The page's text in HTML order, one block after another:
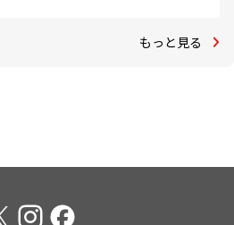
もっと見る